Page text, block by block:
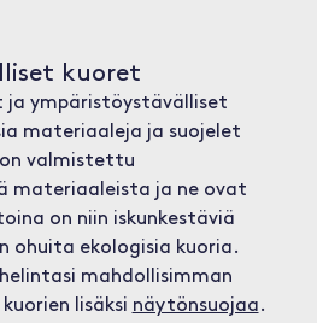
kuoret
ja ympäristöystävälliset
materiaaleja ja suojelet
valmistettu
materiaaleista ja ne ovat
on niin iskunkestäviä
ohuita ekologisia kuoria.
mahdollisimman
lisäksi näytönsuojaa.